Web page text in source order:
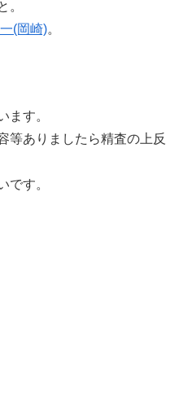
。
(岡崎)。
ます。
ありましたら精査の上反
です。